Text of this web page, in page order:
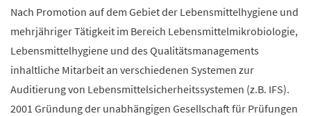
Nach Promotion auf dem Gebiet der Lebensmittelhygiene und
mehrjähriger Tätigkeit im Bereich Lebensmittelmikrobiologie,
Lebensmittelhygiene und des Qualitätsmanagements
inhaltliche Mitarbeit an verschiedenen Systemen zur
Auditierung von Lebensmittelsicherheitssystemen (z.B. IFS).
2001 Gründung der unabhängigen Gesellschaft für Prüfungen